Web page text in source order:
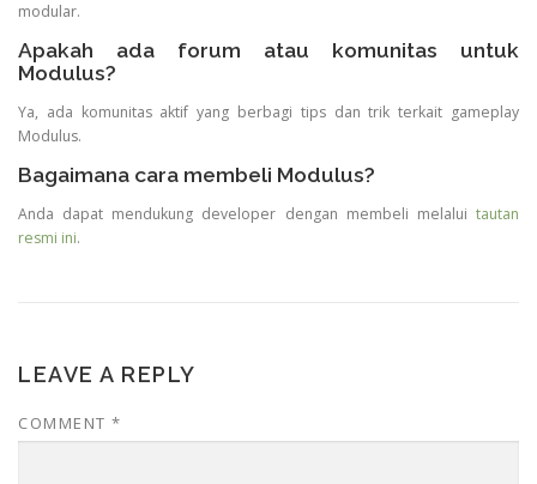
modular.
Apakah ada forum atau komunitas untuk
Modulus?
Ya, ada komunitas aktif yang berbagi tips dan trik terkait gameplay
Modulus.
Bagaimana cara membeli Modulus?
Anda dapat mendukung developer dengan membeli melalui tautan
resmi ini.
LEAVE A REPLY
COMMENT *